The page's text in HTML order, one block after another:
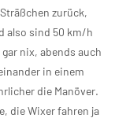
zurück,
also sind 50 km/h
nix, abends auch
in einem
die Manöver.
die Wixer fahren ja